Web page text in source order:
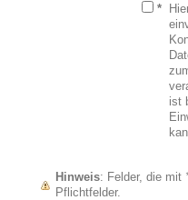
*
ist
Hinweis : Felder, die mit
Pflichtfelder.